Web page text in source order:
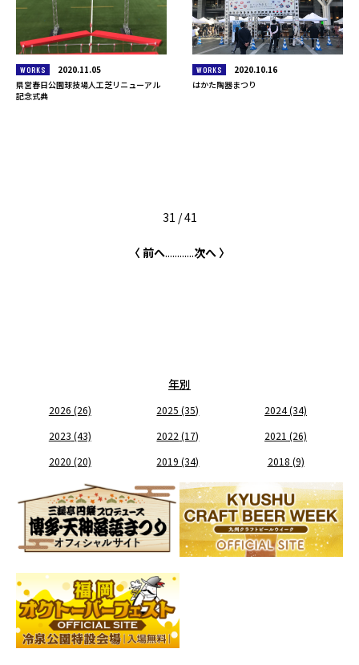
WORKS
2020.11.05
県営春日公園球技場人工芝リニューアル
記念式典
WORKS
2020.10.16
はかた陶器まつり
31 / 41
〈 前へ............次へ 〉
年別
2026 (26) 2025 (35) 2024(34)
2023 (43) 2022 (17) 2021 (26)
2020 (20) 2019 (34) 2018 (9)